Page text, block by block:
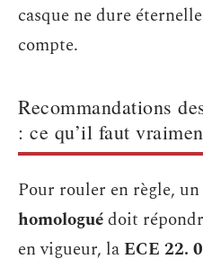
casque ne dure
compte.
Recommandations
: ce qu’il faut
Pour rouler en règle, un
homologuédoit
en vigueur, la ECE 22.